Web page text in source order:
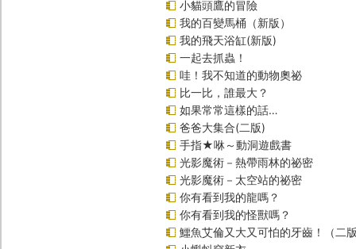
小貓頭鷹的冒險
我的百變馬桶（新版）
我的飛天浴缸(新版)
一起去抓蟲！
哇！我不知道的動物奧祕
比一比，誰最大？
如果常常這樣的話…
爸爸大集合(二版)
手指★咻～動洞遊戲書
光影魔術－熱帶雨林的祕密
光影魔術－太空站的祕密
你有看到我的龍嗎？
你有看到我的怪獸嗎？
鱷魚艾倫又大又可怕的牙齒！（二